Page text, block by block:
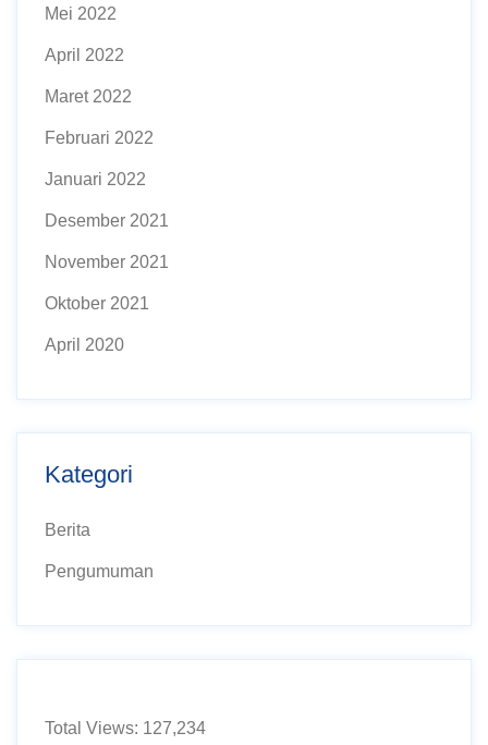
Mei 2022
April 2022
Maret 2022
Februari 2022
Januari 2022
Desember 2021
November 2021
Oktober 2021
April 2020
Kategori
Berita
Pengumuman
Total Views: 127,234